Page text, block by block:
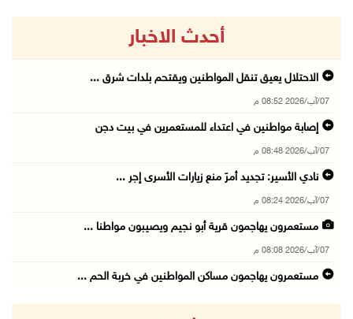
أحدث الاخبار
الاحتلال يعيق تنقل المواطنين ويقتحم بلدات شرق ...
07/آب/2026 08:52 م
إصابة مواطنين في اعتداء للمستعمرين في بيت دجن
07/آب/2026 08:48 م
نادي الأسير: تجديد أمرَ منع زيارات الأسرى إجر ...
07/آب/2026 08:24 م
مستعمرون يهاجمون قرية أبو نجيم ويصيبون مواطنا ...
07/آب/2026 08:08 م
مستعمرون يهاجمون مساكن المواطنين في خربة الحم ...